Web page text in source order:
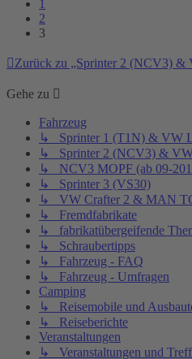
1
2
3
Zurück zu „Sprinter 2 (NCV3) &
Gehe zu
Fahrzeug
↳ Sprinter 1 (T1N) & VW
↳ Sprinter 2 (NCV3) & VW
↳ NCV3 MOPF (ab 09-
↳ Sprinter 3 (VS30)
↳ VW Crafter 2 & MAN
↳ Fremdfabrikate
↳ fabrikatübergeifende
↳ Schraubertipps
↳ Fahrzeug - FAQ
↳ Fahrzeug - Umfragen
Camping
↳ Reisemobile und
↳ Reiseberichte
Veranstaltungen
↳ Veranstaltungen und